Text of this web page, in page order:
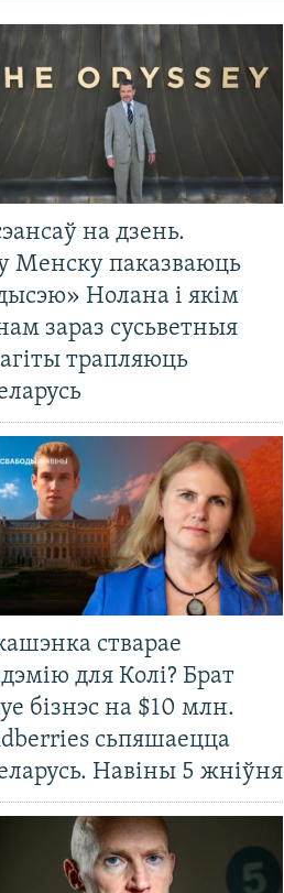
на дзень.
Менску паказваюць
Нолана і якім
зараз сусьветныя
трапляюць
стварае
для Колі? Брат
бізнэс на $10 млн.
сьпяшаецца
Навіны 5 жніўня